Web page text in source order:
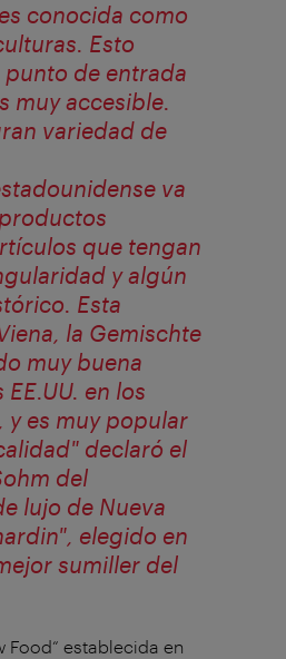
conocida como
Esto
punto de entrada
muy accesible.
variedad de
va
que tengan
y algún
Esta
la Gemischte
muy buena
en los
y es muy popular
declaró el
del
lujo de Nueva
elegido en
sumiller del
Food“ establecida en